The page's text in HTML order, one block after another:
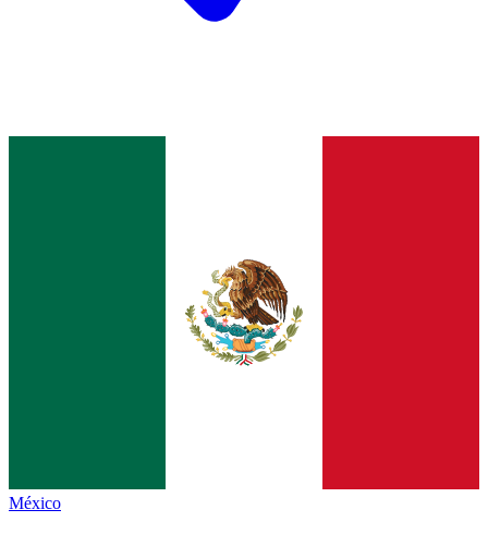
México